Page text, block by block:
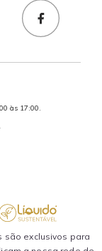
às 17:00.
são exclusivos para